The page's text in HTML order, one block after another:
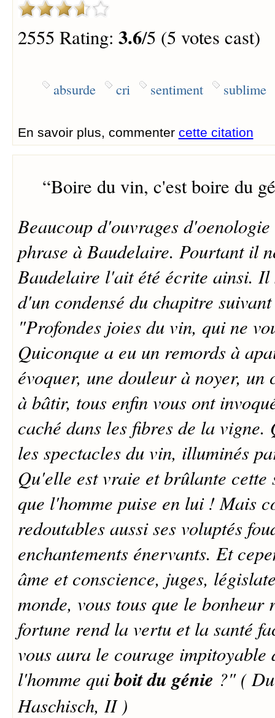
2555 Rating: 3.6/5 (5 votes cast)
absurde cri sentiment sublime
En savoir plus, commenter cette citation
“Boire du vin, c'est boire du
Beaucoup d'ouvrages
phrase à Baudelaire. Pourtant il
Baudelaire l'ait été écrite ainsi. Il
d'un condensé du chapitre
"Profondes joies du vin, qui ne
Quiconque a eu un remords à
évoquer, une douleur à noyer, un
à bâtir, tous enfin vous ont
caché dans les fibres de la vigne.
les spectacles du vin, illuminés
Qu'elle est vraie et brûlante cette
que l'homme puise en lui ! Mais
redoutables aussi ses voluptés
enchantements énervants. Et
âme et conscience, juges,
monde, vous tous que le
fortune rend la vertu et la santé
vous aura le courage impitoyable
l'homme quiboit du génie ?" (
Haschisch, II )